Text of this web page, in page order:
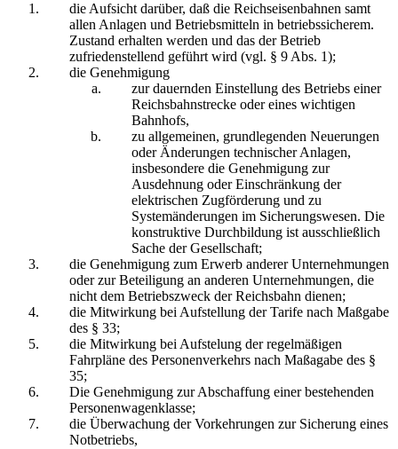
die Aufsicht darüber, daß die Reichseisenbahnen samt
allen Anlagen und Betriebsmitteln in betriebssicherem.
Zustand erhalten werden und das der Betrieb
zufriedenstellend geführt wird (vgl. § 9 Abs. 1);
die Genehmigung
zur dauernden Einstellung des Betriebs einer
Reichsbahnstrecke oder eines wichtigen
Bahnhofs,
zu allgemeinen, grundlegenden Neuerungen
oder Änderungen technischer Anlagen,
insbesondere die Genehmigung zur
Ausdehnung oder Einschränkung der
elektrischen Zugförderung und zu
Systemänderungen im Sicherungswesen. Die
konstruktive Durchbildung ist ausschließlich
Sache der Gesellschaft;
die Genehmigung zum Erwerb anderer Unternehmungen
oder zur Beteiligung an anderen Unternehmungen, die
nicht dem Betriebszweck der Reichsbahn dienen;
die Mitwirkung bei Aufstellung der Tarife nach Maßgabe
des § 33;
die Mitwirkung bei Aufstelung der regelmäßigen
Fahrpläne des Personenverkehrs nach Maßagabe des §
35;
Die Genehmigung zur Abschaffung einer bestehenden
Personenwagenklasse;
die Überwachung der Vorkehrungen zur Sicherung eines
Notbetriebs,